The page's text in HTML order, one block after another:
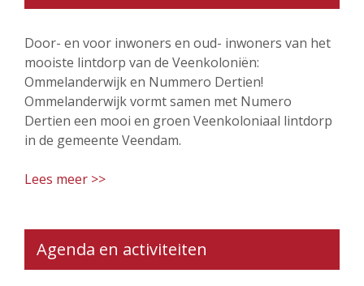
Door- en voor inwoners en oud- inwoners van het
mooiste lintdorp van de Veenkoloniën:
Ommelanderwijk en Nummero Dertien!
Ommelanderwijk vormt samen met Numero
Dertien een mooi en groen Veenkoloniaal lintdorp
in de gemeente Veendam.
Lees meer >>
Agenda en activiteiten